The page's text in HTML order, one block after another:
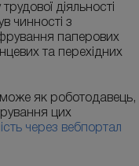
діяльності
чинності з
паперових
та перехідних
як роботодавець,
цих
через вебпортал